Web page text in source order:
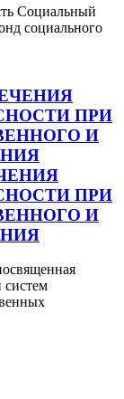
Социальный
социального
ПРИ
И
систем